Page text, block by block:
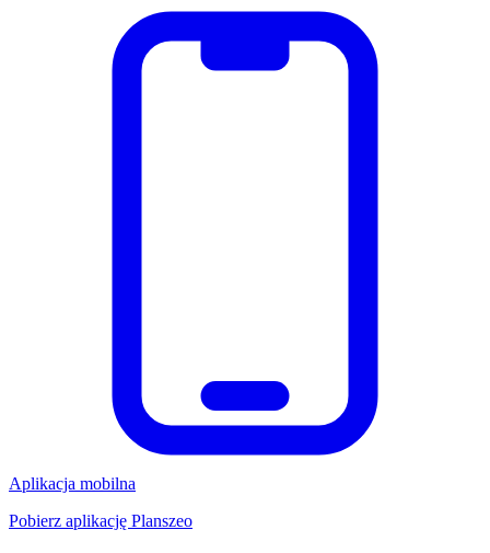
Aplikacja mobilna
Pobierz aplikację Planszeo